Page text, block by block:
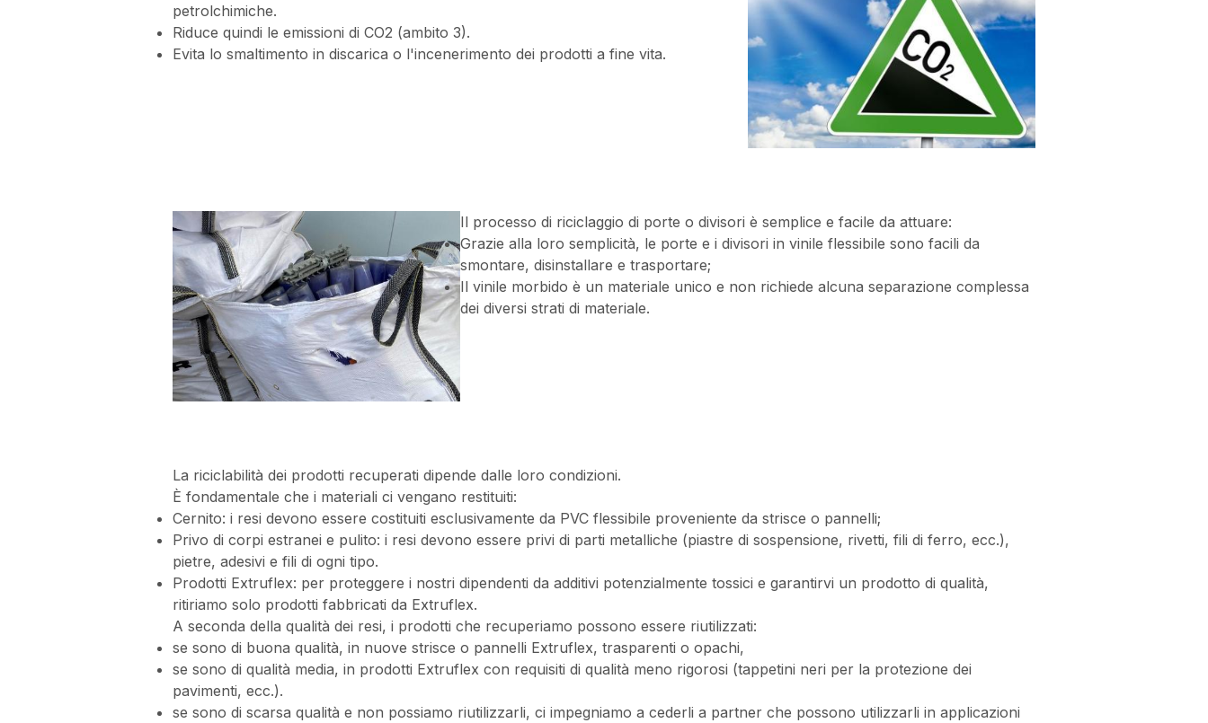
petrolchimiche.
Riduce quindi le emissioni di CO2 (ambito 3).
Evita lo smaltimento in discarica o l'incenerimento dei prodotti a fine vita.
Il processo di riciclaggio di porte o divisori è semplice e facile da attuare:
Grazie alla loro semplicità, le porte e i divisori in vinile flessibile sono facili da
smontare, disinstallare e trasportare;
Il vinile morbido è un materiale unico e non richiede alcuna separazione complessa
dei diversi strati di materiale.
La riciclabilità dei prodotti recuperati dipende dalle loro condizioni.
È fondamentale che i materiali ci vengano restituiti:
Cernito: i resi devono essere costituiti esclusivamente da PVC flessibile proveniente da strisce o pannelli;
Privo di corpi estranei e pulito: i resi devono essere privi di parti metalliche (piastre di sospensione, rivetti, fili di ferro, ecc.),
pietre, adesivi e fili di ogni tipo.
Prodotti Extruflex: per proteggere i nostri dipendenti da additivi potenzialmente tossici e garantirvi un prodotto di qualità,
ritiriamo solo prodotti fabbricati da Extruflex.
A seconda della qualità dei resi, i prodotti che recuperiamo possono essere riutilizzati:
se sono di buona qualità, in nuove strisce o pannelli Extruflex, trasparenti o opachi,
se sono di qualità media, in prodotti Extruflex con requisiti di qualità meno rigorosi (tappetini neri per la protezione dei
pavimenti, ecc.).
se sono di scarsa qualità e non possiamo riutilizzarli, ci impegniamo a cederli a partner che possono utilizzarli in applicazioni